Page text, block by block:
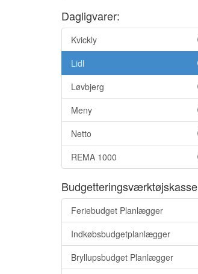
Dagligvarer:
Kvickly
Lidl
Løvbjerg
Meny
Netto
REMA 1000
Budgetteringsværktøjskasse
Feriebudget Planlægger
Indkøbsbudgetplanlægger
Bryllupsbudget Planlægger